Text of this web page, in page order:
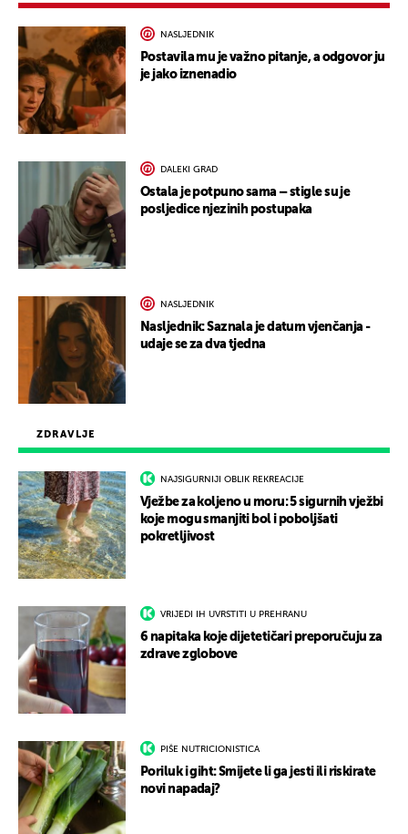
ZDRAVLJE
NAJSIGURNIJI OBLIK REKREACIJE
Vježbe za koljeno u moru: 5 sigurnih vježbi
koje mogu smanjiti bol i poboljšati
pokretljivost
VRIJEDI IH UVRSTITI U PREHRANU
6 napitaka koje dijetetičari preporučuju za
zdrave zglobove
PIŠE NUTRICIONISTICA
Poriluk i giht: Smijete li ga jesti ili riskirate
novi napadaj?
NASLJEDNIK
Postavila mu je važno pitanje, a odgovor ju
je jako iznenadio
DALEKI GRAD
Ostala je potpuno sama – stigle su je
posljedice njezinih postupaka
NASLJEDNIK
Nasljednik: Saznala je datum vjenčanja -
udaje se za dva tjedna